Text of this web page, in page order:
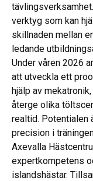
verktyg som kan
skillnaden mellan
ledande
Under våren 2026
att utveckla ett
hjälp av
återge olika
realtid. Potentialen
precision i
Axevalla
expertkompetens
islandshästar.